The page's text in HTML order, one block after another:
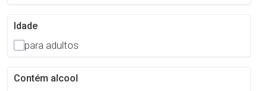
Idade
para adultos
Contém alcool